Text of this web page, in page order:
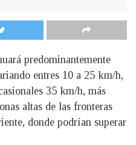
predominantemente
entres 10 a 25 km/h,
35 km/h, más
altas de las fronteras
donde podrían superar